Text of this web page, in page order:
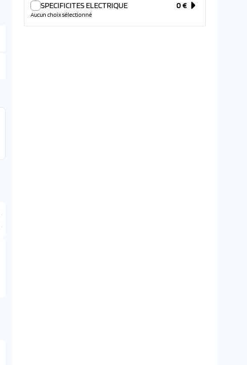
SPECIFICITES ELECTRIQUE 0 €
Aucun choix sélectionné